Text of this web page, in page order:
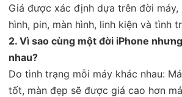
Giá được xác định dựa trên đời máy,
hình, pin, màn hình, linh kiện và tình
2. Vì sao cùng một đời iPhone
nhau?
Do tình trạng mỗi máy khác nhau:
tốt, màn đẹp sẽ được giá cao hơn